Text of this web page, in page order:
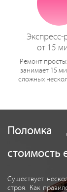
Экспресс-
от 15
Ремонт
занимает 15
сложных
стоимость
Существует
строя. Как